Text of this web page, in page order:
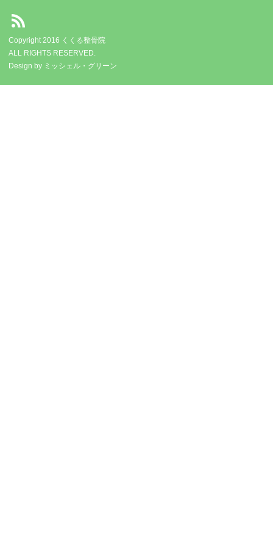
Copyright 2016 くくる整骨院
ALL RIGHTS RESERVED.
Design by ミッシェル・グリーン